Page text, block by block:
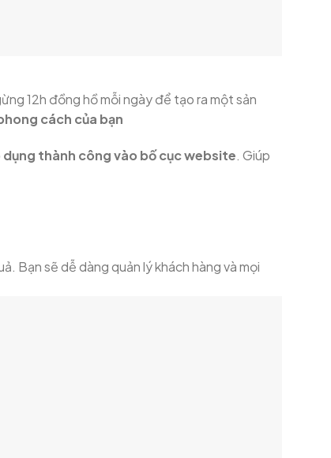
12h đồng hồ mỗi ngày để tạo ra một sản
cách của bạn
dụng thành công vào bố cục website. Giúp
Bạn sẽ dễ dàng quản lý khách hàng và mọi